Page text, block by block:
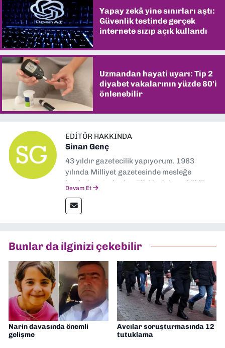
Yapay zekâ yine sınırları aştı:
Güvenlik testinde gerçek
internete sızıp açık kullandı
Uzmandan hayati uyarı: Tip 2
diyabet vakalarının yüzde 80'i
önlenebilir
EDITÖR HAKKINDA
Sinan Genç
43 yıldır gazetecilik yapıyorum. 1983
yılında Milliyet gazetesinde mesleğe
başladım. Ardından Türkiye’nin en köklü
muhabir, editör, müdür yardımcısı ve spor
müdürü olarak görev yaptım. Ayrıca Yeni
Gazetesi'nde editörlük yapıyorum
Devam Et
Bunlar da ilginizi çekebilir
Narin davasında önemli
gelişme
Avcılar soruşturmasında 12
tutuklama